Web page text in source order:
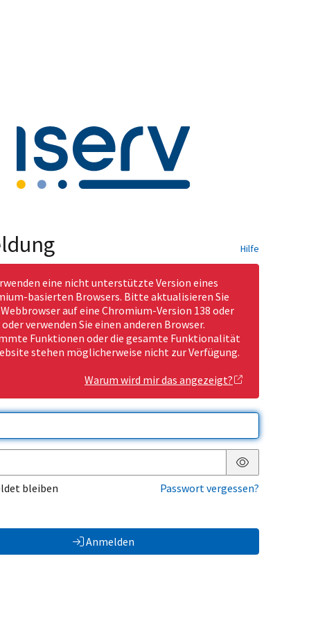
Hilfe
eine nicht unterstützte Version eines
basierten Browsers. Bitte aktualisieren Sie
auf eine Chromium-Version 138 oder
verwenden Sie einen anderen Browser.
Funktionen oder die gesamte Funktionalität
stehen möglicherweise nicht zur Verfügung.
Warum wird mir das angezeigt?
Passwort anzeigen
bleiben
Passwort vergessen?
Anmelden